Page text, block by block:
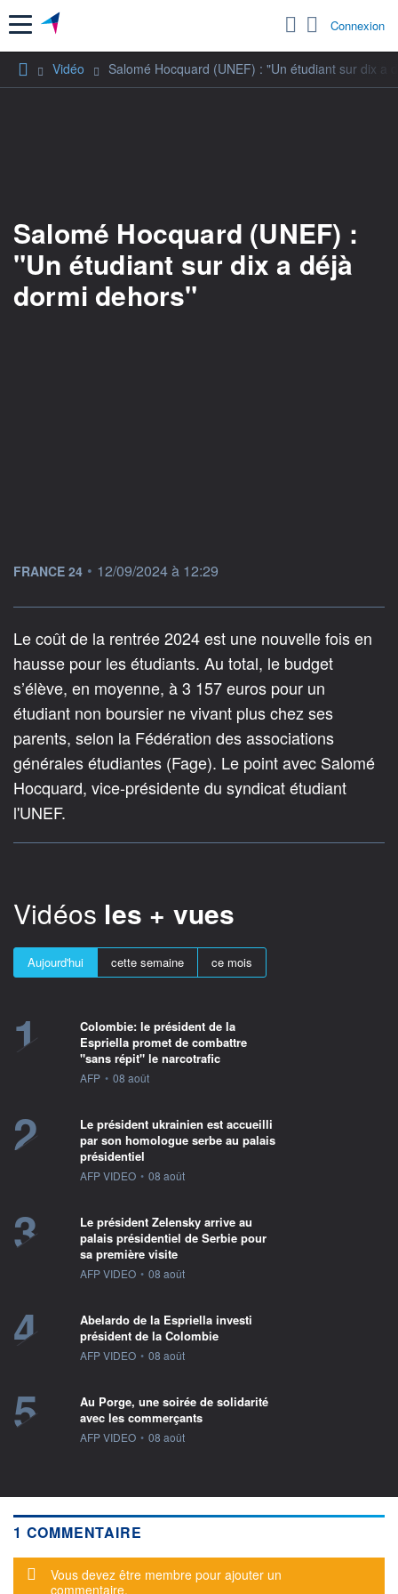
Menu Connexion
Vidéo Salomé Hocquard (UNEF) : "Un étudiant sur dix a
Salomé Hocquard (UNEF) :
"Un étudiant sur dix a déjà
dormi dehors"
information fournie par
FRANCE 24 • 12/09/2024 à 12:29
Le coût de la rentrée 2024 est une nouvelle fois en
hausse pour les étudiants. Au total, le budget
s’élève, en moyenne, à 3 157 euros pour un
étudiant non boursier ne vivant plus chez ses
parents, selon la Fédération des associations
générales étudiantes (Fage). Le point avec Salomé
Hocquard, vice-présidente du syndicat étudiant
l'UNEF.
Vidéos les + vues
Aujourd'hui cette semaine ce mois
1
Colombie: le président de la
Espriella promet de combattre
"sans répit" le narcotrafic
information fournie par
AFP • 08 août
2
Le président ukrainien est accueilli
par son homologue serbe au palais
présidentiel
information fournie par
AFP VIDEO • 08 août
3
Le président Zelensky arrive au
palais présidentiel de Serbie pour
sa première visite
information fournie par
AFP VIDEO • 08 août
4
Abelardo de la Espriella investi
président de la Colombie
information fournie par
AFP VIDEO • 08 août
5
Au Porge, une soirée de solidarité
avec les commerçants
information fournie par
AFP VIDEO • 08 août
1 COMMENTAIRE
Message d'alerte
Vous devez être membre pour ajouter un
commentaire.